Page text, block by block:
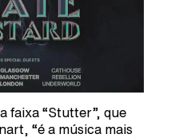
faixa “Stutter”, que
“é a música mais